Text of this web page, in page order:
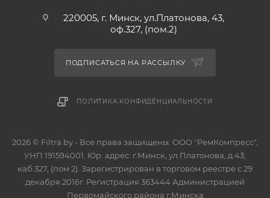
220005, г. Минск, ул.Платонова, 43,
оф.327, (пом.2)
ПОДПИСАТЬСЯ НА РАССЫЛКУ
ПОЛИТИКА КОНФИДЕНЦИАЛЬНОСТИ
2026 © Filtra.by - Все права защищены. ООО "РемКомпресс",
УНП 191594001. Юр. адрес: г.Минск, ул.Платонова, д.43,
каб.327, (пом 2). Зарегистрирован в торговом реестре с 29
декабря 2016г. Регистрация 363444 Администрацией
Первомайского района г.Минска